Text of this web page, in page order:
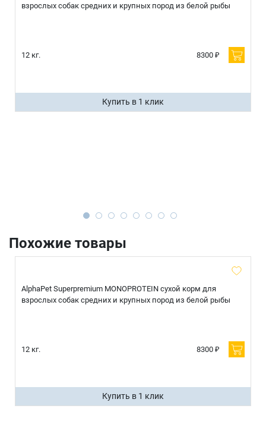
взрослых собак средних и крупных пород из белой рыбы
12 кг. 8300 ₽
Купить в 1 клик
Похожие товары
AlphaPet Superpremium MONOPROTEIN сухой корм для
взрослых собак средних и крупных пород из белой рыбы
12 кг. 8300 ₽
Купить в 1 клик